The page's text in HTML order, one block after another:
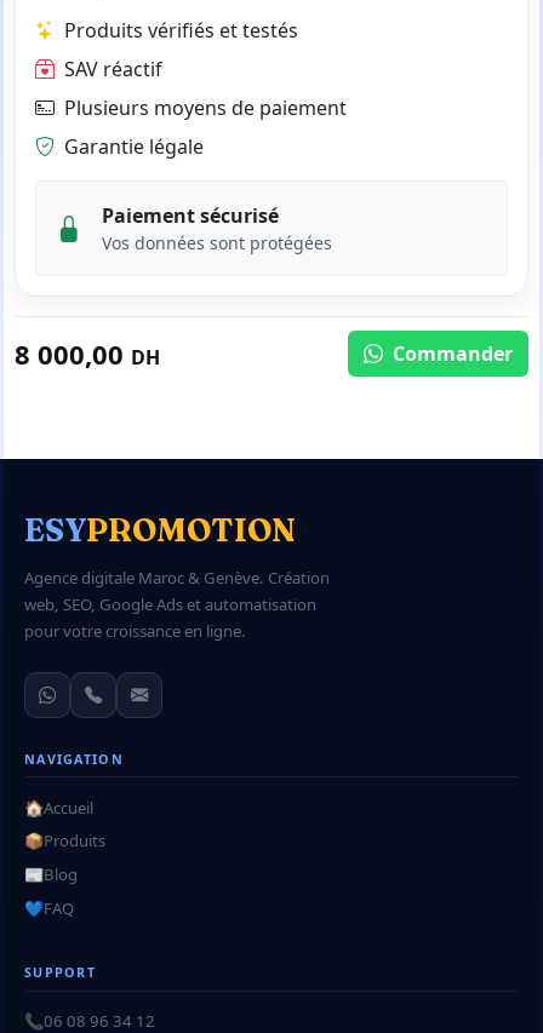
Produits vérifiés et testés
SAV réactif
Plusieurs moyens de paiement
Garantie légale
Paiement sécurisé
Vos données sont protégées
8 000,00 DH Commander
ESYPROMOTION
Agence digitale Maroc & Genève. Création
web, SEO, Google Ads et automatisation
pour votre croissance en ligne.
NAVIGATION
🏠Accueil
📦Produits
📰Blog
💙FAQ
SUPPORT
📞06 08 96 34 12